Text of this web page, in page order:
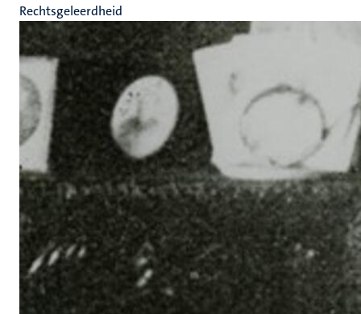
Rechtsgeleerdheid